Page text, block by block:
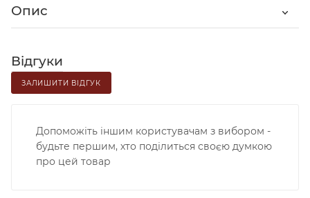
Опис
Відгуки
ЗАЛИШИТИ ВІДГУК
Допоможіть іншим користувачам з вибором -
будьте першим, хто поділиться своєю думкою
про цей товар